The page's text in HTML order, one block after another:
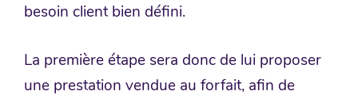
besoin client bien défini.
La première étape sera donc de lui proposer
une prestation vendue au forfait, afin de